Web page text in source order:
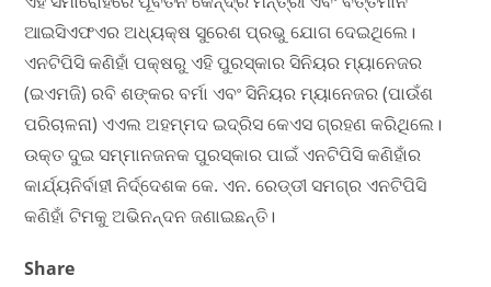
ଆଇସିଏଫଏର ଅଧ୍ୟକ୍ଷ ସୁରେଶ ପ୍ରଭୁ ଯୋଗ ଦେଇଥିଲେ।
ଏନଟିପିସି କଣିହାଁ ପକ୍ଷରୁ ଏହି ପୁରସ୍କାର ସିନିୟର ମ୍ୟାନେଜର
(ଇଏମଜି) ରବି ଶଙ୍କର ବର୍ମା ଏବଂ ସିନିୟର ମ୍ୟାନେଜର (ପାଉଁଶ
ପରିଚାଳନା) ଏଏଲ ଅହମ୍ମଦ ଇଦ୍ରିସ କେଏସ ଗ୍ରହଣ କରିଥିଲେ।
ଉକ୍ତ ଦୁଇ ସମ୍ମାନଜନକ ପୁରସ୍କାର ପାଇଁ ଏନଟିପିସି କଣିହାଁର
କାର୍ଯ୍ୟନିର୍ବାହୀ ନିର୍ଦ୍ଦେଶକ କେ. ଏନ. ରେଡ୍ଡୀ ସମଗ୍ର ଏନଟିପିସି
କଣିହାଁ ଟିମକୁ ଅଭିନନ୍ଦନ ଜଣାଇଛନ୍ତି।
Share